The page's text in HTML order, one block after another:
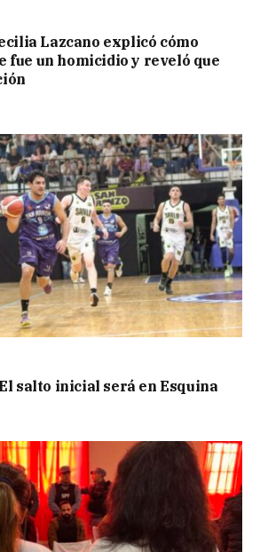
Lazcano explicó cómo
fue un homicidio y reveló que
salto inicial será en Esquina